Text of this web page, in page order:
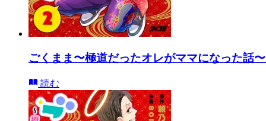
ごくまま〜極道だったオレがママになった話
読む